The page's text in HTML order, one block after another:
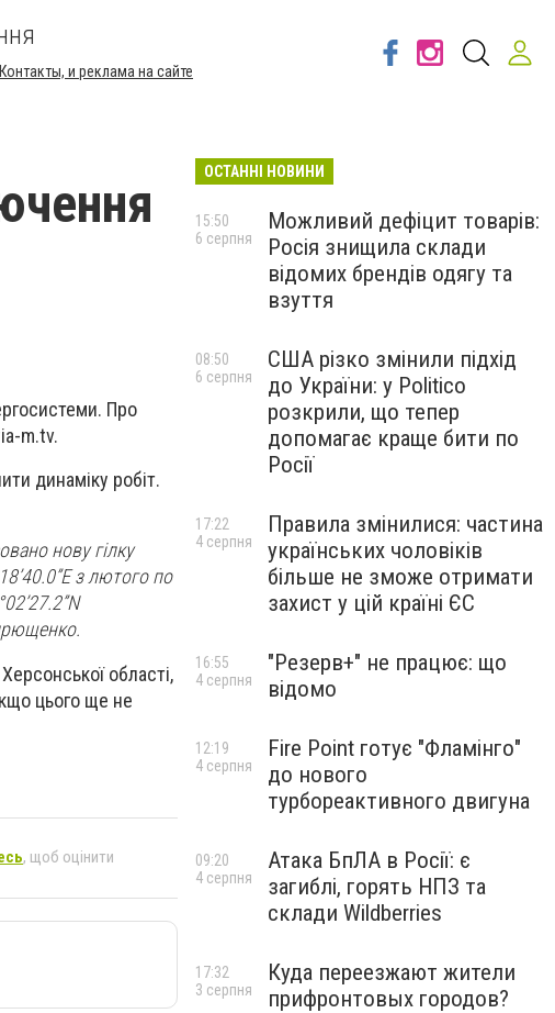
Контакты, и реклама на сайте
Про
m.tv.
динаміку робіт.
нову гілку
з лютого по
області,
цього ще не
, щоб оцінити
ОСТАННІ НОВИНИ
Можливий дефіцит товарів:
Росія знищила склади
відомих брендів одягу та
взуття
15:50
6 серпня
США різко змінили підхід
до України: у Politico
розкрили, що тепер
допомагає краще бити по
Росії
08:50
6 серпня
Правила змінилися: частина
українських чоловіків
більше не зможе отримати
захист у цій країні ЄС
17:22
4 серпня
"Резерв+" не працює: що
відомо
16:55
4 серпня
Fire Point готує "Фламінго"
до нового
турбореактивного двигуна
12:19
4 серпня
Атака БпЛА в Росії: є
загиблі, горять НПЗ та
склади Wildberries
09:20
4 серпня
Куда переезжают жители
прифронтовых городов?
17:32
3 серпня